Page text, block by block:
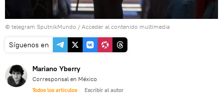
© telegram SputnikMundo / Acceder al contenido multimedia
Síguenos en
Mariano Yberry
Corresponsal en México
Todos los artículos Escribir al autor